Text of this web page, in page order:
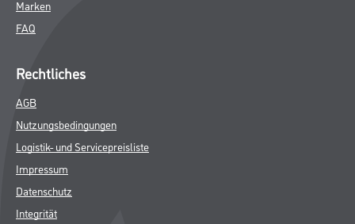
Online-Shop
Putze- und Spachtelmassen
Bodenbeläge
Wand- & Deckenbeläge
Werkzeug & Maschinen
Verbrauchsmaterialien